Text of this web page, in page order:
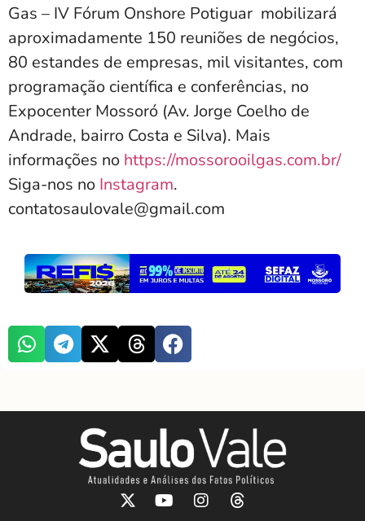
Gas – IV Fórum Onshore Potiguar mobilizará
aproximadamente 150 reuniões de negócios,
80 estandes de empresas, mil visitantes, com
programação científica e conferências, no
Expocenter Mossoró (Av. Jorge Coelho de
Andrade, bairro Costa e Silva). Mais
informações no https://mossorooilgas.com.br/
Siga-nos no Instagram.
contatosaulovale@gmail.com